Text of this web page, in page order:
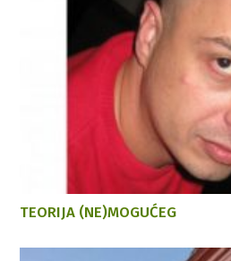
TEORIJA (NE)MOGUĆEG